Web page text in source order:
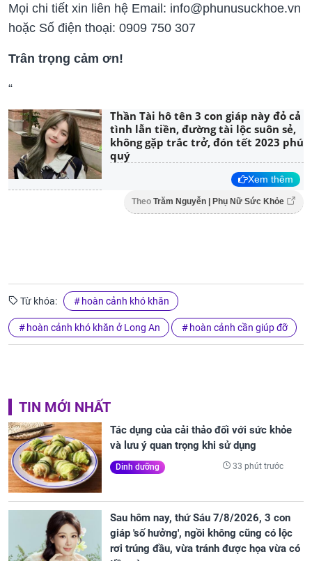
Mọi chi tiết xin liên hệ Email: info@phunusuckhoe.vn
hoặc Số điện thoại: 0909 750 307
Trân trọng cảm ơn!
“
Thần Tài hô tên 3 con giáp này đỏ cả
tình lẫn tiền, đường tài lộc suôn sẻ,
không gặp trắc trở, đón tết 2023 phú
quý
Xem thêm
Theo Trăm Nguyễn | Phụ Nữ Sức Khỏe
Từ khóa: hoàn cảnh khó khăn
hoàn cảnh khó khăn ở Long An hoàn cảnh cần giúp đỡ
TIN MỚI NHẤT
Tác dụng của cải thảo đối với sức khỏe
và lưu ý quan trọng khi sử dụng
Dinh dưỡng 33 phút trước
Sau hôm nay, thứ Sáu 7/8/2026, 3 con
giáp 'số hưởng', ngồi không cũng có lộc
rơi trúng đầu, vừa tránh được họa vừa có